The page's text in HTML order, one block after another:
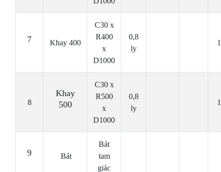
7 Khay 400
C30 x
R400
x
D1000
0,8
ly
8
Khay
500
C30 x
R500
x
D1000
0,8
ly
9 Bát
Bát
tam
giác